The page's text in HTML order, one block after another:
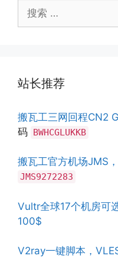
索：
站长推荐
搬瓦工三网回程CN2
码 BWHCGLUKKB
搬瓦工官方机场JMS
JMS9272283
Vultr全球17个机房可
100$
V2ray一键脚本，